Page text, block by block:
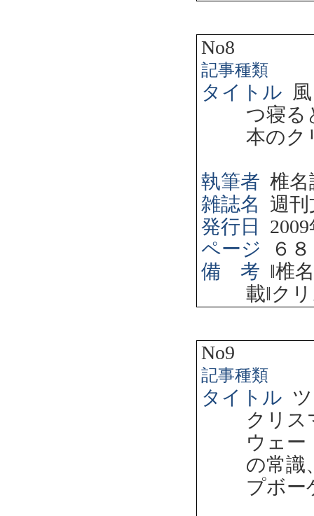
No8
記事種類
タイトル
つ寝
本のク
執筆者 椎名
雑誌名
週刊
発行日
2009
ページ
６
備 考 ‖椎
載‖ク
No9
記事種類
タイトル
クリ
ウェー
の常識
プボー